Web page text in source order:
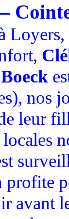
Loyers,
nos
leur
profite
avant